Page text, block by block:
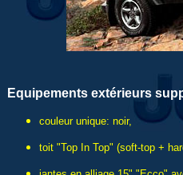
Equipements extérieurs
couleur unique: noir,
toit "Top In Top" (soft-top +